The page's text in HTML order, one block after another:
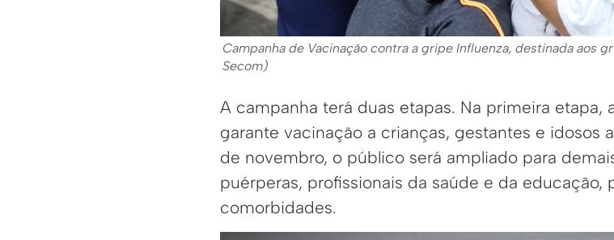
Campanha de Vacinação contra a gripe Influenza, destinada aos
Secom)
A campanha terá duas etapas. Na primeira etapa,
garante vacinação a crianças, gestantes e idosos
de novembro, o público será ampliado para
puérperas, profissionais da saúde e da educação,
comorbidades.